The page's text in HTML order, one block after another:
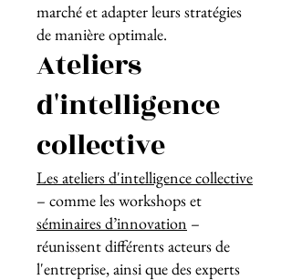
marché et adapter leurs stratégies
de manière optimale.
Ateliers
d'intelligence
collective
Les ateliers d'intelligence collective
– comme les workshops et
séminaires d’innovation –
réunissent différents acteurs de
l'entreprise, ainsi que des experts